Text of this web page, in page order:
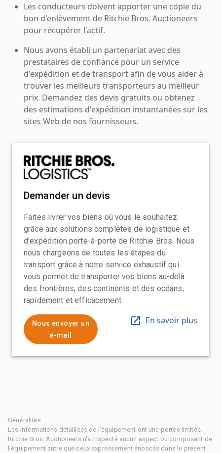
Les conducteurs doivent apporter une copie du
bon d'enlèvement de Ritchie Bros. Auctioneers
pour récupérer l'actif.
Nous avons établi un partenariat avec des
prestataires de confiance pour un service
d'expédition et de transport afin de vous aider à
trouver les meilleurs transporteurs au meilleur
prix. Demandez des devis gratuits ou obtenez
des estimations d'expédition instantanées sur les
sites Web de nos fournisseurs.
Demander un devis
Faites livrer vos biens où vous le souhaitez
grâce aux solutions complètes de logistique et
d'expédition porte-à-porte de Ritchie Bros. Nous
nous chargeons de toutes les étapes du
transport grâce à notre service exhaustif qui
vous permet de transporter vos biens au-delà
des frontières, des continents et des océans,
rapidement et efficacement.
Nous envoyer un
e-mail
En savoir plus
Généralités
Les informations détaillées de l'équipement ont une portée limitée.
Ritchie Bros. Auctioneers n'a inspecté aucun aspect ou composant de
l'équipement autre que ceux expressément énoncés dans le présent